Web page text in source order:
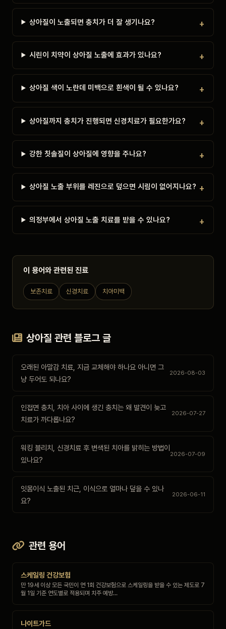
상아질이 노출되면 충치가 더 잘 생기나요?
시린이 치약이 상아질 노출에 효과가 있나요?
상아질 색이 노란데 미백으로 흰색이 될 수 있나요?
상아질까지 충치가 진행되면 신경치료가 필요한가요?
강한 칫솔질이 상아질에 영향을 주나요?
상아질 노출 부위를 레진으로 덮으면 시림이 없어지나요?
의정부에서 상아질 노출 치료를 받을 수 있나요?
이 용어와 관련된 진료
보존치료 신경치료 치아미백
상아질 관련 블로그 글
오래된 아말감 치료, 지금 교체해야 하나요 아니면 그
냥 두어도 되나요?
2026-08-03
인접면 충치, 치아 사이에 생긴 충치는 왜 발견이 늦고
치료가 까다롭나요?
2026-07-27
워킹 블리치, 신경치료 후 변색된 치아를 밝히는 방법이
있나요?
2026-07-09
잇몸이식 노출된 치근, 이식으로 얼마나 덮을 수 있나
요?
2026-06-11
관련 용어
스케일링 건강보험
만 19세 이상 모든 국민이 연 1회 건강보험으로 스케일링을 받을 수 있는 제도로 7
월 1일 기준 연도별로 적용되며 치주 예방…
나이트가드